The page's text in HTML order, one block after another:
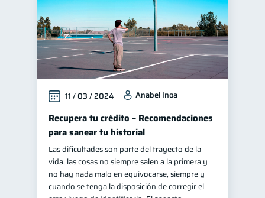
11 / 03 / 2024 Anabel Inoa
Recupera tu crédito – Recomendaciones
para sanear tu historial
Las dificultades son parte del trayecto de la
vida, las cosas no siempre salen a la primera y
no hay nada malo en equivocarse, siempre y
cuando se tenga la disposición de corregir el